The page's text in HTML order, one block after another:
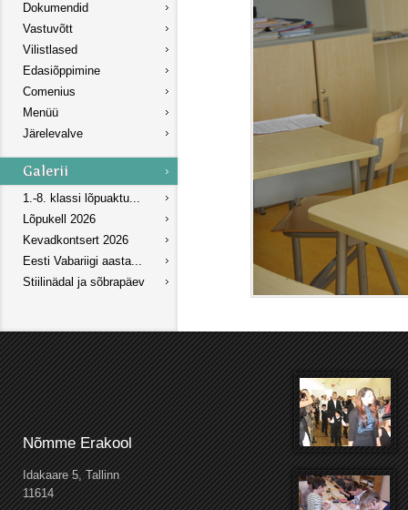
Dokumendid
Vastuvõtt
Vilistlased
Edasiõppimine
Comenius
Menüü
Järelevalve
1.-8. klassi lõpuaktu...
Lõpukell 2026
Kevadkontsert 2026
Eesti Vabariigi aasta...
Stiilinädal ja sõbrapäev
Nõmme Erakool
Idakaare 5, Tallinn
11614